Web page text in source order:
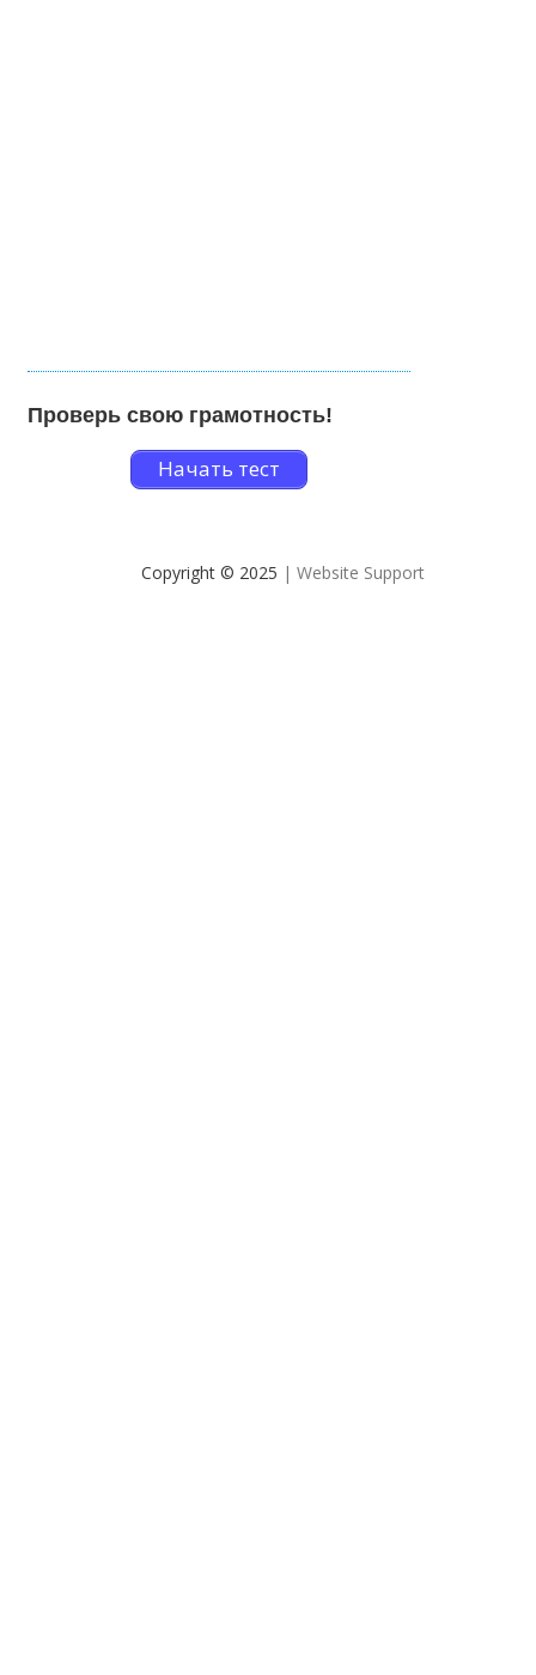
Проверь свою грамотность!
Начать тест
Copyright © 2025 | Website Support